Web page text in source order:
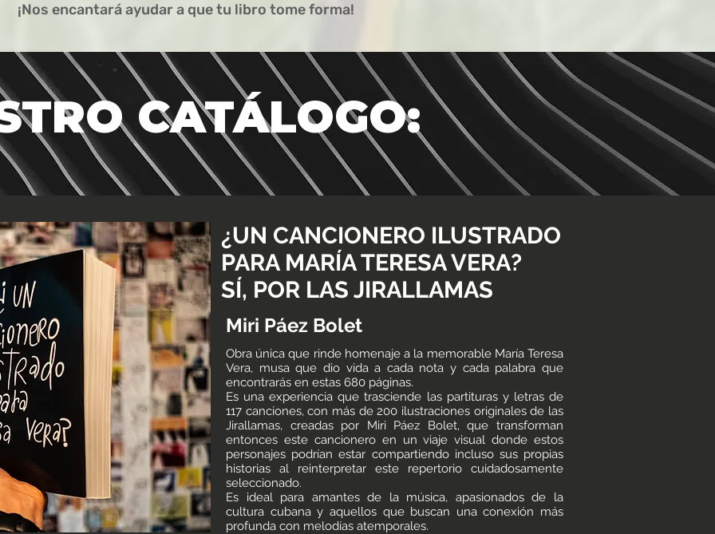
¡Nos encantará ayudar a que tu libro tome forma!
CATÁLOGO:
¿UN CANCIONERO ILUSTRADO
PARA MARÍA TERESA VERA?
SÍ, POR LAS JIRALLAMAS
Miri Páez Bolet
Obra única que rinde homenaje a la memorable María Teresa
Vera, musa que dio vida a cada nota y cada palabra que
encontrarás en estas 680 páginas.
Es una experiencia que trasciende las partituras y letras de
117 canciones, con más de 200 ilustraciones originales de las
Jirallamas, creadas por Miri Páez Bolet, que transforman
entonces este cancionero en un viaje visual donde estos
personajes podrían estar compartiendo incluso sus propias
historias al reinterpretar este repertorio cuidadosamente
seleccionado.
Es ideal para amantes de la música, apasionados de la
cultura cubana y aquellos que buscan una conexión más
profunda con melodías atemporales.